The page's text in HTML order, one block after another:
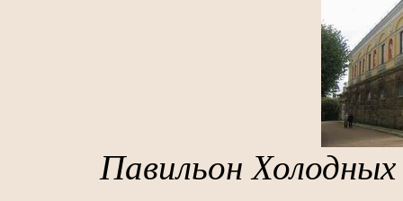
Павильон